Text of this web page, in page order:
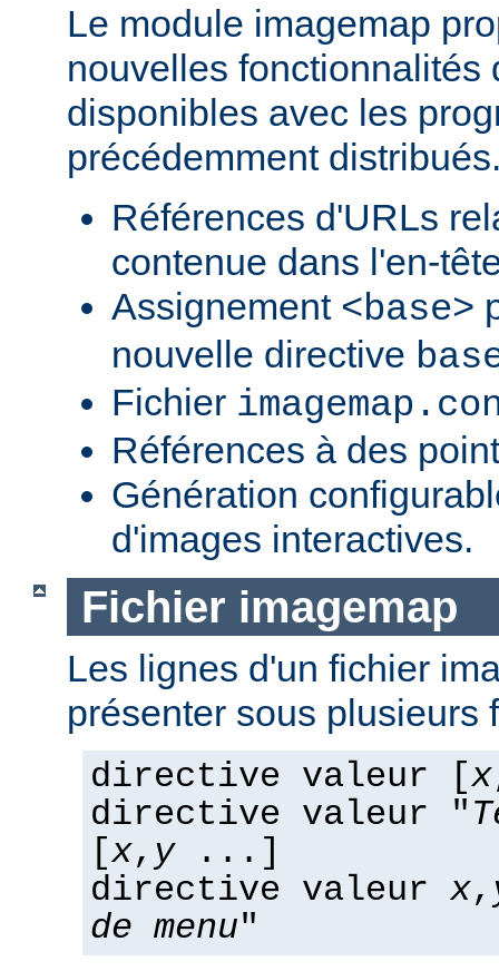
Le module imagemap
nouvelles fonctionnalités
disponibles avec les
précédemment
Références d'URLs
contenue dans l'en-
Assignement <base>
nouvelle directive
Fichier
Références à des
Génération
d'images interactives.
Fichier imagemap
Les lignes d'un fichier
présenter sous plusieurs
directive valeur [x
directive valeur "
[x, y...]
directive valeur x,
de menu"